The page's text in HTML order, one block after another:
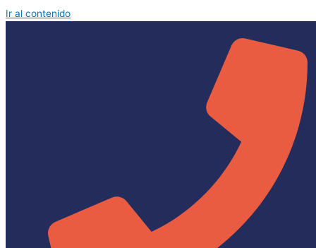
Ir al contenido